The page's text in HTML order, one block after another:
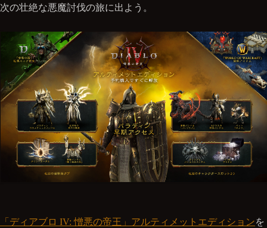
次の壮絶な悪魔討伐の旅に出よう。
「ディアブロ IV: 憎悪の帝王」アルティメットエディションを